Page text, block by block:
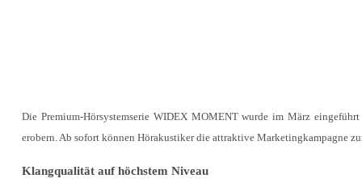
Die Premium-Hörsystemserie WIDEX MOMENT wurde im März
erobern. Ab sofort können Hörakustiker die attraktive Marketingkampagne
Klangqualität auf höchstem Niveau